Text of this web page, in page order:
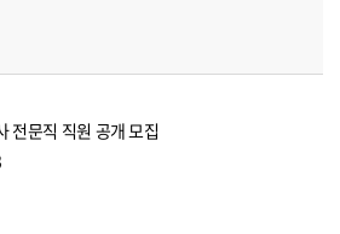
전문직 직원 공개 모집